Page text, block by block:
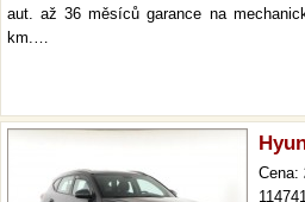
aut. až 36 měsíců garance na
km.…
Cena: